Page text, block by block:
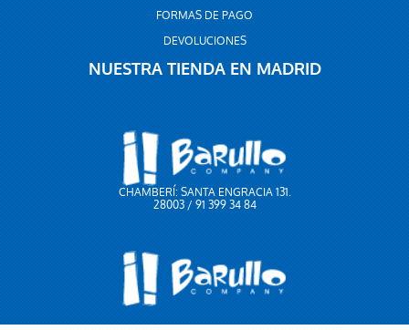
FORMAS DE PAGO
DEVOLUCIONES
NUESTRA TIENDA EN MADRID
CHAMBERÍ: SANTA ENGRACIA 131.
28003 / 91 399 34 84